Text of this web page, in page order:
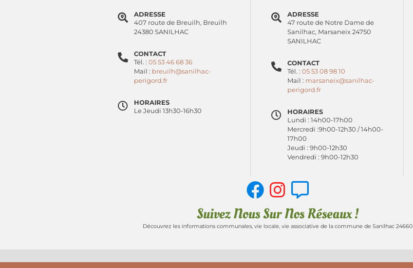
ADRESSE
407 route de Breuilh, Breuilh
24380 SANILHAC
CONTACT
Tél. : 05 53 46 68 36
Mail : breuilh@sanilhac-
perigord.fr
HORAIRES
Le Jeudi 13h30-16h30
ADRESSE
47 route de Notre Dame de
Sanilhac, Marsaneix 24750
SANILHAC
CONTACT
Tél. : 05 53 08 98 10
Mail : marsaneix@sanilhac-
perigord.fr
HORAIRES
Lundi : 14h00-17h00
Mercredi :9h00-12h30 / 14h00-
17h00
Jeudi : 9h00-12h30
Vendredi : 9h00-12h30
Suivez Nous Sur Nos Réseaux !
Découvrez les informations communales, vie locale, vie associative de la commune de Sanilhac 24660